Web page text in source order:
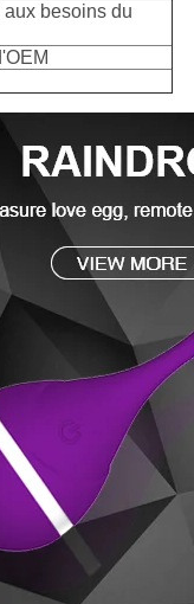
aux besoins du